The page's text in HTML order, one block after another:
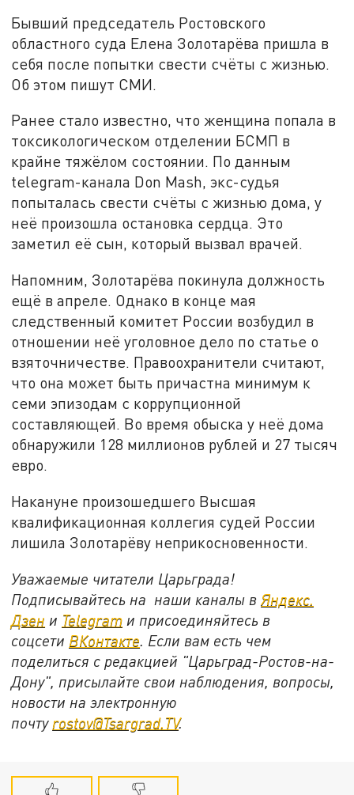
Бывший председатель Ростовского
областного суда Елена Золотарёва пришла в
себя после попытки свести счёты с жизнью.
Об этом пишут СМИ.
Ранее стало известно, что женщина попала в
токсикологическом отделении БСМП в
крайне тяжёлом состоянии. По данным
telegram-канала Don Mash, экс-судья
попыталась свести счёты с жизнью дома, у
неё произошла остановка сердца. Это
заметил её сын, который вызвал врачей.
Напомним, Золотарёва покинула должность
ещё в апреле. Однако в конце мая
следственный комитет России возбудил в
отношении неё уголовное дело по статье о
взяточничестве. Правоохранители считают,
что она может быть причастна минимум к
семи эпизодам с коррупционной
составляющей. Во время обыска у неё дома
обнаружили 128 миллионов рублей и 27 тысяч
евро.
Накануне произошедшего Высшая
квалификационная коллегия судей России
лишила Золотарёву неприкосновенности.
Уважаемые читатели Царьграда!
Подписывайтесь на наши каналы в Яндекс.
Дзен и Telegram и присоединяйтесь в
соцсети ВКонтакте . Если вам есть чем
поделиться с редакцией "Царьград-Ростов-на-
Дону", присылайте свои наблюдения, вопросы,
новости на электронную
почту rostov@Tsargrad.ТV.